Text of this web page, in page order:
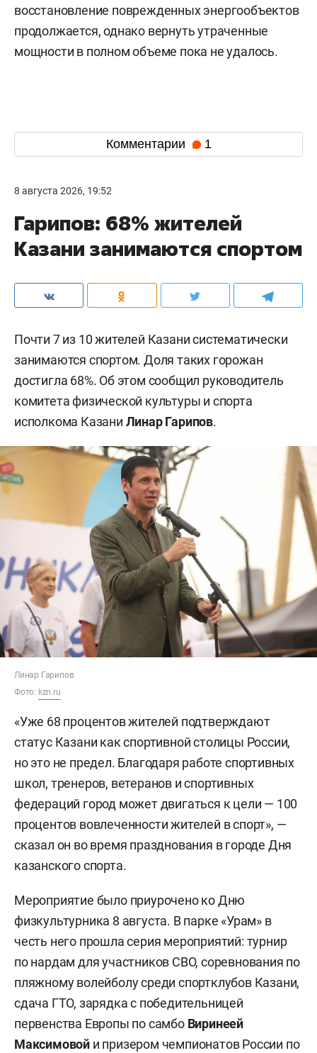
восстановление поврежденных энергообъектов
продолжается, однако вернуть утраченные
мощности в полном объеме пока не удалось.
Комментарии 1
8 августа 2026, 19:52
Гарипов: 68% жителей
Казани занимаются спортом
Почти 7 из 10 жителей Казани систематически
занимаются спортом. Доля таких горожан
достигла 68%. Об этом сообщил руководитель
комитета физической культуры и спорта
исполкома Казани Линар Гарипов.
Линар Гарипов
Фото: kzn.ru
«Уже 68 процентов жителей подтверждают
статус Казани как спортивной столицы России,
но это не предел. Благодаря работе спортивных
школ, тренеров, ветеранов и спортивных
федераций город может двигаться к цели — 100
процентов вовлеченности жителей в спорт», —
сказал он во время празднования в городе Дня
казанского спорта.
Мероприятие было приурочено ко Дню
физкультурника 8 августа. В парке «Урам» в
честь него прошла серия мероприятий: турнир
по нардам для участников СВО, соревнования по
пляжному волейболу среди спортклубов Казани,
сдача ГТО, зарядка с победительницей
первенства Европы по самбо Виринеей
Максимовой и призером чемпионатов России по